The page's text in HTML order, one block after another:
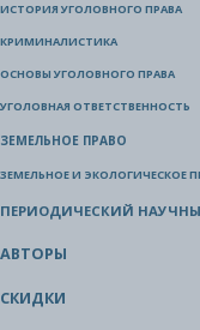
ИСТОРИЯ УГОЛОВНОГО ПРАВА
КРИМИНАЛИСТИКА
ОСНОВЫ УГОЛОВНОГО ПРАВА
УГОЛОВНАЯ ОТВЕТСТВЕННОСТЬ
ЗЕМЕЛЬНОЕ ПРАВО
ЗЕМЕЛЬНОЕ И ЭКОЛОГИЧЕСКОЕ
ПЕРИОДИЧЕСКИЙ
АВТОРЫ
СКИДКИ